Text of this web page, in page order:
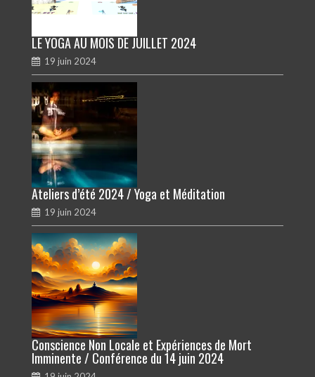
LE YOGA AU MOIS DE JUILLET 2024
19 juin 2024
Ateliers d’été 2024 / Yoga et Méditation
19 juin 2024
Conscience Non Locale et Expériences de Mort
Imminente / Conférence du 14 juin 2024